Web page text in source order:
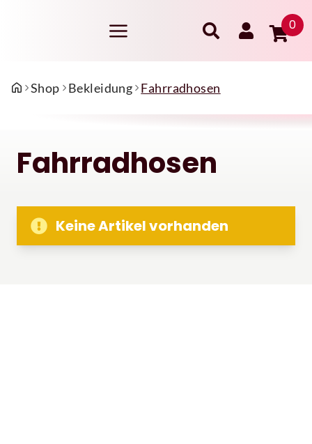
0
Shop Bekleidung Fahrradhosen
Fahrradhosen
Keine Artikel vorhanden